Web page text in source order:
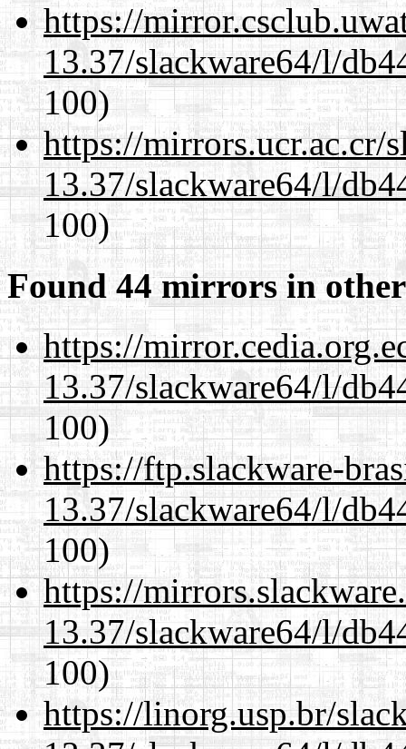
https://
13.37/slackware64/l/
100)
https://mirrors.ucr.ac.cr/
13.37/slackware64/l/
100)
Found 44 mirrors in
https://
13.37/slackware64/l/
100)
https://ftp.slackware-
13.37/slackware64/l/
100)
https://
13.37/slackware64/l/
100)
https://linorg.usp.br/